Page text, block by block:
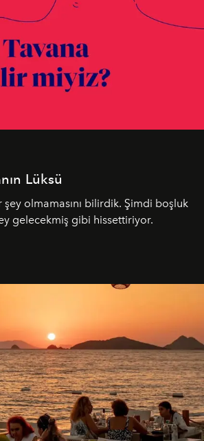
Lüksü
olmamasını bilirdik. Şimdi boşluk
gelecekmiş gibi hissettiriyor.